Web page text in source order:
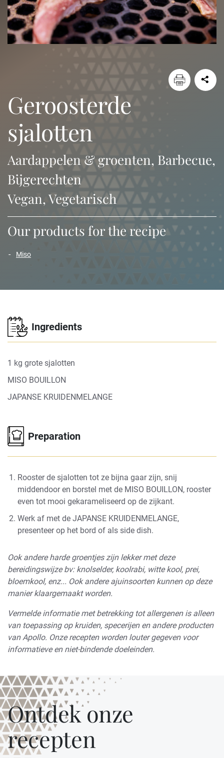
geroosterde
sjalotten
Aardappelen & groenten, Barbecue,
Bijgerechten
Vegan, Vegetarisch
Our products for the recipe
miso
Ingredients
1 kg grote sjalotten
MISO BOUILLON
JAPANSE KRUIDENMELANGE
Preparation
Rooster de sjalotten tot ze bijna gaar zijn, snij
middendoor en borstel met de MISO BOUILLON, rooster
even tot mooi gekarameliseerd op de zijkant.
Werk af met de JAPANSE KRUIDENMELANGE,
presenteer op het bord of als side dish.
Ook andere harde groentjes zijn lekker met deze
bereidingswijze bv: knolselder, koolrabi, witte kool, prei,
bloemkool, enz... Ook andere ajuinsoorten kunnen op deze
manier klaargemaakt worden.
Vermelde informatie met betrekking tot allergenen is alleen
van toepassing op kruiden, specerijen en andere producten
van Apollo. Onze recepten worden louter gegeven voor
informatieve en niet-bindende doeleinden.
Ontdek onze
recepten